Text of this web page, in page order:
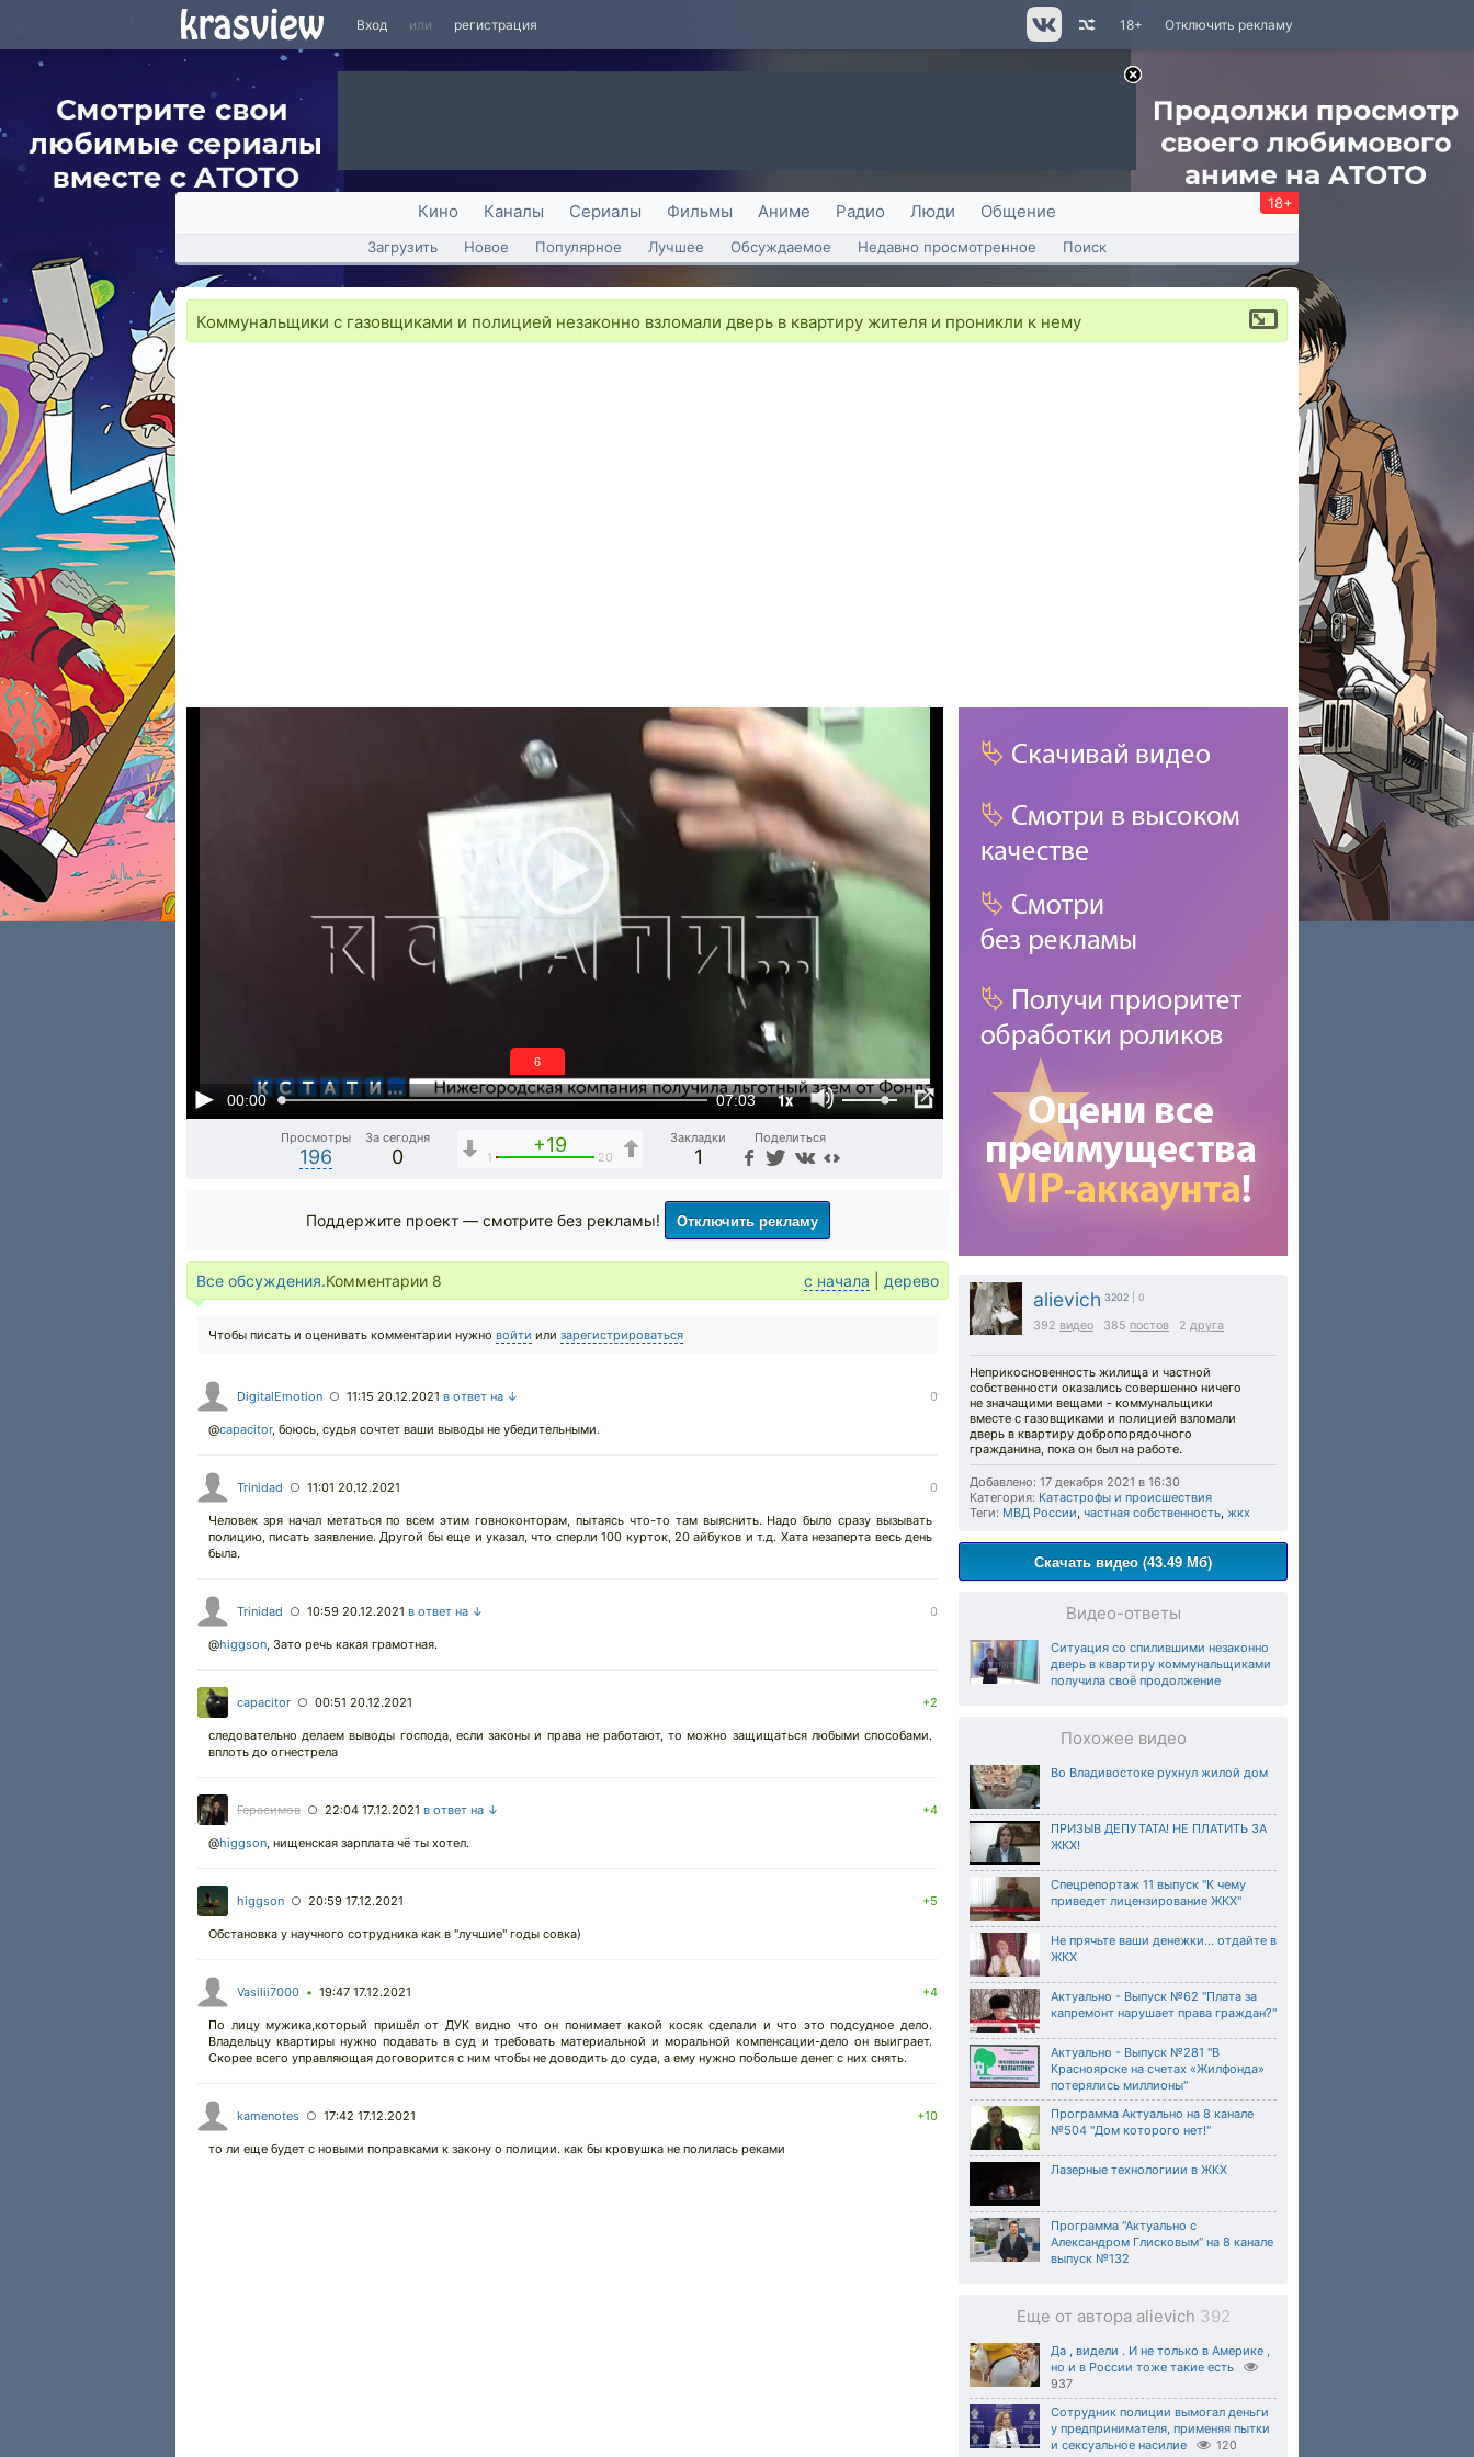
Вход или регистрация Отключить рекламу
18+
Кино Каналы Сериалы Фильмы Аниме Радио Люди Общение 18+
Загрузить Новое Популярное Лучшее Обсуждаемое Недавно просмотренное Поиск
Коммунальщики с газовщиками и полицией незаконно взломали дверь в квартиру жителя и проникли к нему
00:00 07:03 1x
6
Просмотры
196
За сегодня
0
+19
1 20
Закладки
1
Поделиться
alievich 3202 | 0
392 видео 385 постов 2 друга
Неприкосновенность жилища и частной
собственности оказались совершенно ничего
не значащими вещами - коммунальщики
вместе с газовщиками и полицией взломали
дверь в квартиру добропорядочного
гражданина, пока он был на работе.
Добавлено: 17 декабря 2021 в 16:30
Категория: Катастрофы и происшествия
Теги: МВД России, частная собственность, жкх
Скачать видео (43.49 Мб)
Видео-ответы
Ситуация со спилившими незаконно
дверь в квартиру коммунальщиками
получила своё продолжение
Похожее видео
Во Владивостоке рухнул жилой дом
ПРИЗЫВ ДЕПУТАТА! НЕ ПЛАТИТЬ ЗА
ЖКХ!
Спецрепортаж 11 выпуск "К чему
приведет лицензирование ЖКХ"
Не прячьте ваши денежки… отдайте в
ЖКХ
Актуально - Выпуск №62 "Плата за
капремонт нарушает права граждан?"
Актуально - Выпуск №281 "В
Красноярске на счетах «Жилфонда»
потерялись миллионы"
Программа Актуально на 8 канале
№504 "Дом которого нет!"
Лазерные технологиии в ЖКХ
Программа “Актуально с
Александром Глисковым“ на 8 канале
выпуск №132
Еще от автора alievich 392
Да , видели . И не только в Америке ,
но и в России тоже такие есть
937
Сотрудник полиции вымогал деньги
у предпринимателя, применяя пытки
и сексуальное насилие
120
Поддержите проект — смотрите без рекламы! Отключить рекламу
Все обсуждения.Комментарии 8 с начала дерево
Чтобы писать и оценивать комментарии нужно войти или зарегистрироваться
DigitalEmotion ○ 11:15 20.12.2021 в ответ на ↓ 0
@capacitor, боюсь, судья сочтет ваши выводы не убедительными.
Trinidad ○ 11:01 20.12.2021 0
Человек зря начал метаться по всем этим говноконторам, пытаясь что-то там выяснить. Надо было сразу вызывать
полицию, писать заявление. Другой бы еще и указал, что сперли 100 курток, 20 айбуков и т.д. Хата незаперта весь день
была.
Trinidad ○ 10:59 20.12.2021 в ответ на ↓ 0
@higgson, Зато речь какая грамотная.
capacitor ○ 00:51 20.12.2021 +2
следовательно делаем выводы господа, если законы и права не работают, то можно защищаться любыми способами.
вплоть до огнестрела
Герасимов ○ 22:04 17.12.2021 в ответ на ↓ +4
@higgson, нищенская зарплата чё ты хотел.
higgson ○ 20:59 17.12.2021 +5
Обстановка у научного сотрудника как в "лучшие" годы совка)
Vasilii7000 • 19:47 17.12.2021 +4
По лицу мужика,который пришёл от ДУК видно что он понимает какой косяк сделали и что это подсудное дело.
Владельцу квартиры нужно подавать в суд и требовать материальной и моральной компенсации-дело он выиграет.
Скорее всего управляющая договорится с ним чтобы не доводить до суда, а ему нужно побольше денег с них снять.
kamenotes ○ 17:42 17.12.2021 +10
то ли еще будет с новыми поправками к закону о полиции. как бы кровушка не полилась реками